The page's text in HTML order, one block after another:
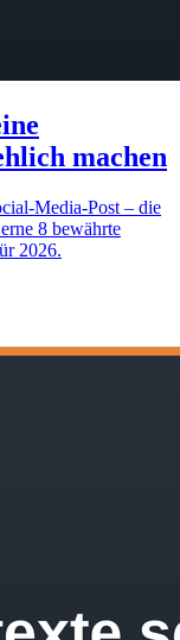
machen
Media-Post – die
8 bewährte
2026.